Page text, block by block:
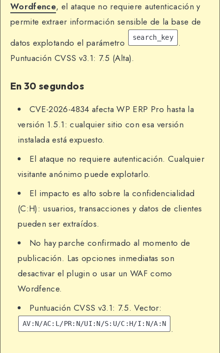
Wordfence, el ataque no requiere autenticación y
permite extraer información sensible de la base de
datos explotando el parámetro
search_key
.
Puntuación CVSS v3.1: 7.5 (Alta).
En 30 segundos
CVE-2026-4834 afecta WP ERP Pro hasta la
versión 1.5.1: cualquier sitio con esa versión
instalada está expuesto.
El ataque no requiere autenticación. Cualquier
visitante anónimo puede explotarlo.
El impacto es alto sobre la confidencialidad
(C:H): usuarios, transacciones y datos de clientes
pueden ser extraídos.
No hay parche confirmado al momento de
publicación. Las opciones inmediatas son
desactivar el plugin o usar un WAF como
Wordfence.
Puntuación CVSS v3.1: 7.5. Vector:
AV:N/AC:L/PR:N/UI:N/S:U/C:H/I:N/A:N .